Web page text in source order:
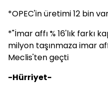
*OPEC'in üretimi 12 bin
*"İmar affı % 16'lık farkı
milyon taşınmaza imar
Meclis'ten geçti
-Hürriyet-